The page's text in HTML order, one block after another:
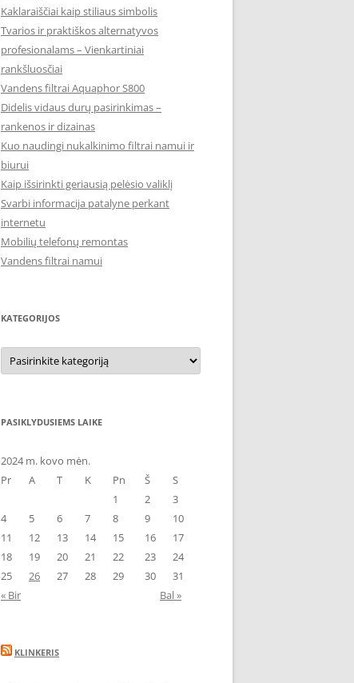
Kaklaraiščiai kaip stiliaus simbolis
Tvarios ir praktiškos alternatyvos
profesionalams – Vienkartiniai
rankšluosčiai
Vandens filtrai Aquaphor S800
Didelis vidaus durų pasirinkimas –
rankenos ir dizainas
Kuo naudingi nukalkinimo filtrai namui ir
biurui
Kaip išsirinkti geriausią pelėsio valiklį
Svarbi informacija patalyne perkant
internetu
Mobilių telefonų remontas
Vandens filtrai namui
KATEGORIJOS
Kategorijos
PASIKLYDUSIEMS LAIKE
2024 m. kovo mėn.
Pr
A T K Pn Š
S
1
2
3
4
5 6 7 8 9
10
11
12 13 14 15 16
17
18
19 20 21 22 23
24
25
26 27 28 29 30
31
« Bir
Bal »
KLINKERIS